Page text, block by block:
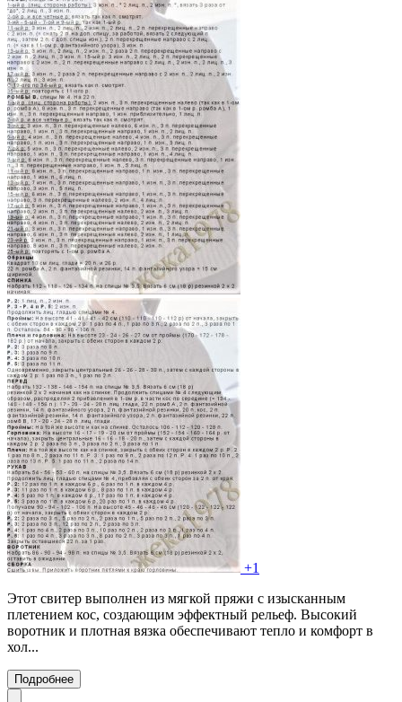
+1
Этот свитер выполнен из мягкой пряжи с изысканным
плетением кос, создающим эффектный рельеф. Высокий
воротник и плотная вязка обеспечивают тепло и комфорт в
хол...
Подробнее